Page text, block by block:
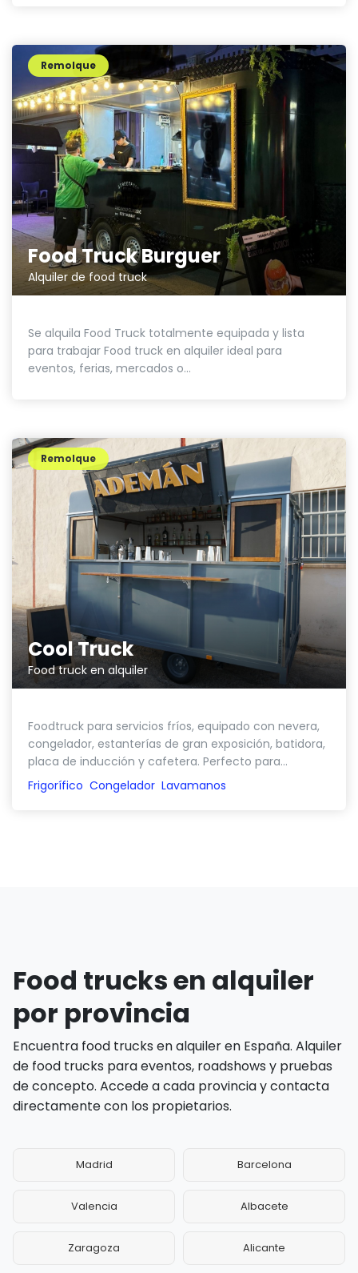
Food Truck Burguer
Alquiler de food truck
Remolque
Se alquila Food Truck totalmente equipada y lista
para trabajar Food truck en alquiler ideal para
eventos, ferias, mercados o...
Cool Truck
Food truck en alquiler
Remolque
Foodtruck para servicios fríos, equipado con nevera,
congelador, estanterías de gran exposición, batidora,
placa de inducción y cafetera. Perfecto para...
Frigorífico Congelador Lavamanos
Food trucks en alquiler
por provincia
Encuentra food trucks en alquiler en España. Alquiler
de food trucks para eventos, roadshows y pruebas
de concepto. Accede a cada provincia y contacta
directamente con los propietarios.
Madrid Barcelona
Valencia Albacete
Zaragoza Alicante